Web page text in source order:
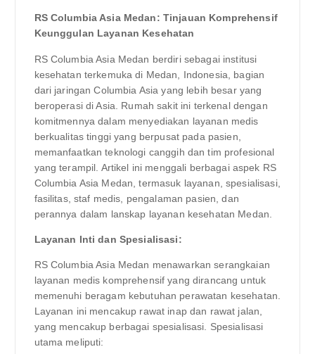
RS Columbia Asia Medan: Tinjauan Komprehensif
Keunggulan Layanan Kesehatan
RS Columbia Asia Medan berdiri sebagai institusi
kesehatan terkemuka di Medan, Indonesia, bagian
dari jaringan Columbia Asia yang lebih besar yang
beroperasi di Asia. Rumah sakit ini terkenal dengan
komitmennya dalam menyediakan layanan medis
berkualitas tinggi yang berpusat pada pasien,
memanfaatkan teknologi canggih dan tim profesional
yang terampil. Artikel ini menggali berbagai aspek RS
Columbia Asia Medan, termasuk layanan, spesialisasi,
fasilitas, staf medis, pengalaman pasien, dan
perannya dalam lanskap layanan kesehatan Medan.
Layanan Inti dan Spesialisasi:
RS Columbia Asia Medan menawarkan serangkaian
layanan medis komprehensif yang dirancang untuk
memenuhi beragam kebutuhan perawatan kesehatan.
Layanan ini mencakup rawat inap dan rawat jalan,
yang mencakup berbagai spesialisasi. Spesialisasi
utama meliputi: